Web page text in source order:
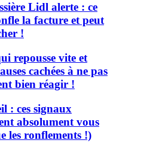
Lidl alerte : ce
la facture et peut
!
repousse vite et
cachées à ne pas
bien réagir !
: ces signaux
absolument vous
les ronflements !)